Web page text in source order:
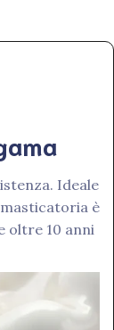
Ideale
è
oltre 10 anni